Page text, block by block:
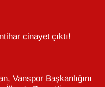
cinayet çıktı!
Vanspor Başkanlığını